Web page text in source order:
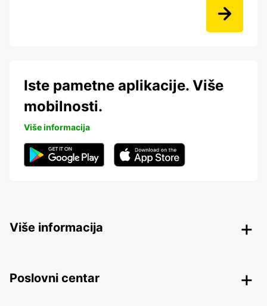
Iste pametne aplikacije. Više
mobilnosti.
Više informacija
Više informacija
Poslovni centar